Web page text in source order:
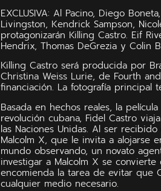
EXCLUSIVA: Al Pacino, Diego
Livingston, Kendrick Sampson,
protagonizarán Killing Castro. Eif
Hendrix, Thomas DeGrezia y Colin
Killing Castro será producida por
Christina Weiss Lurie, de Fourth
financiación. La fotografía principal
Basada en hechos reales, la
revolución cubana, Fidel Castro
las Naciones Unidas. Al ser
Malcolm X, que le invita a alojarse
mundo observando, un novato
investigar a Malcolm X se
encomienda la tarea de evitar que
cualquier medio necesario.